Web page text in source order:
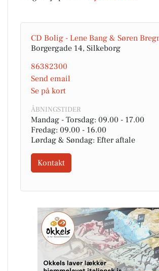
CD Bolig - Lene Bang & Søren
Borgergade 14, Silkeborg
86382300
Send email
Se på kort
ÅBNINGSTIDER
Mandag - Torsdag: 09.00 - 17.00
Fredag: 09.00 - 16.00
Lørdag & Søndag: Efter aftale
Kontakt